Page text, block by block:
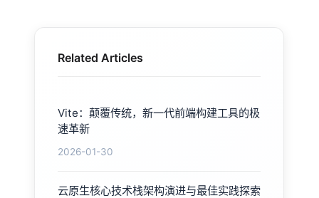
Related Articles
Vite：颠覆传统，新一代前端构建工具的极
速革新
2026-01-30
云原生核心技术栈架构演进与最佳实践探索